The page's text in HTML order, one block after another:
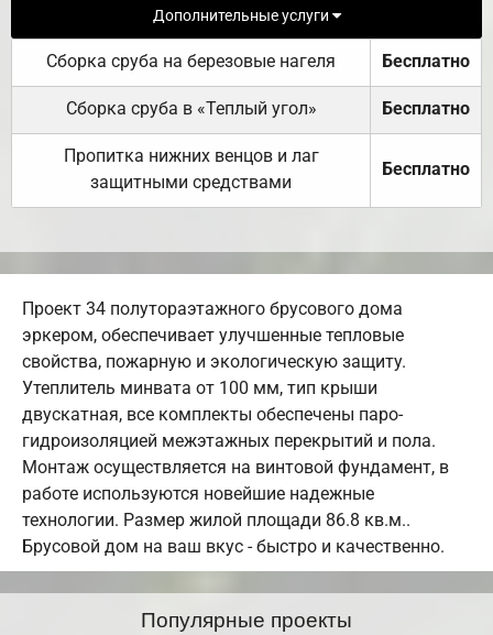
Дополнительные услуги
Сборка сруба на березовые нагеля Бесплатно
Сборка сруба в «Теплый угол» Бесплатно
Пропитка нижних венцов и лаг
защитными средствами
Бесплатно
Проект 34 полутораэтажного брусового дома
эркером, обеспечивает улучшенные тепловые
свойства, пожарную и экологическую защиту.
Утеплитель минвата от 100 мм, тип крыши
двускатная, все комплекты обеспечены паро-
гидроизоляцией межэтажных перекрытий и пола.
Монтаж осуществляется на винтовой фундамент, в
работе используются новейшие надежные
технологии. Размер жилой площади 86.8 кв.м..
Брусовой дом на ваш вкус - быстро и качественно.
Популярные проекты